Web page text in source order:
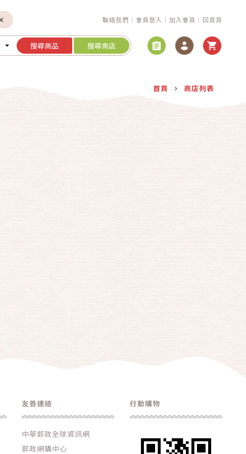
聯絡我們 會員登入 加入會員 回首頁
搜尋商品 搜尋商店
首頁 商店列表
友善連結
中華郵政全球資訊網
郵政網購中心
行動購物